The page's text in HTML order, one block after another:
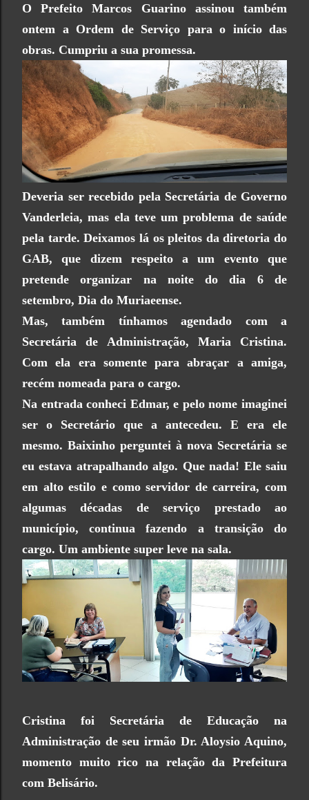
O Prefeito Marcos Guarino assinou também
ontem a Ordem de Serviço para o início das
obras. Cumpriu a sua promessa.
Deveria ser recebido pela Secretária de Governo
Vanderleia, mas ela teve um problema de saúde
pela tarde. Deixamos lá os pleitos da diretoria do
GAB, que dizem respeito a um evento que
pretende organizar na noite do dia 6 de
setembro, Dia do Muriaeense.
Mas, também tínhamos agendado com a
Secretária de Administração, Maria Cristina.
Com ela era somente para abraçar a amiga,
recém nomeada para o cargo.
Na entrada conheci Edmar, e pelo nome imaginei
ser o Secretário que a antecedeu. E era ele
mesmo. Baixinho perguntei à nova Secretária se
eu estava atrapalhando algo. Que nada! Ele saiu
em alto estilo e como servidor de carreira, com
algumas décadas de serviço prestado ao
município, continua fazendo a transição do
cargo. Um ambiente super leve na sala.
Cristina foi Secretária de Educação na
Administração de seu irmão Dr. Aloysio Aquino,
momento muito rico na relação da Prefeitura
com Belisário.